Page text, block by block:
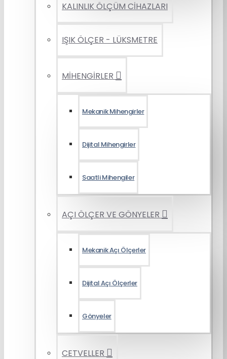
KALINLIK ÖLÇÜM CİHAZLARI
IŞIK ÖLÇER - LÜKSMETRE
MİHENGİRLER
Mekanik Mihengirler
Dijital Mihengirler
Saatli Mihengiler
AÇI ÖLÇER VE GÖNYELER
Mekanik Açı Ölçerler
Dijital Açı Ölçerler
Gönyeler
CETVELLER